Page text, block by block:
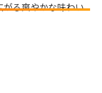
がる爽やかな味わい